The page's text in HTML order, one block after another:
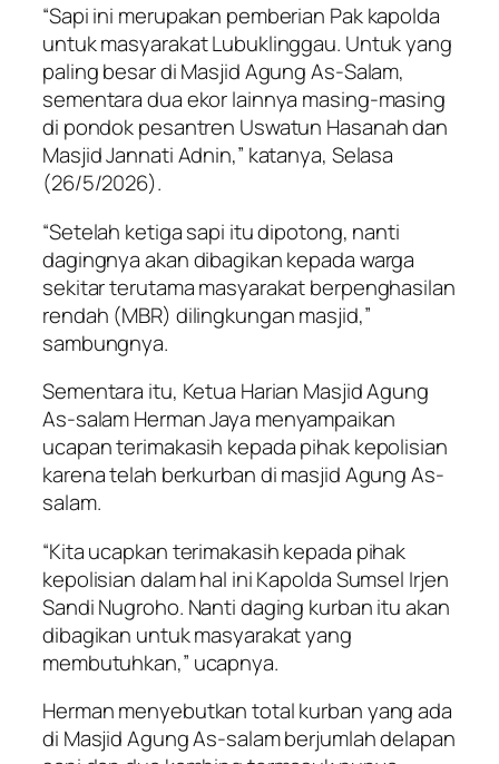
“Sapi ini merupakan pemberian Pak kapolda
untuk masyarakat Lubuklinggau. Untuk yang
paling besar di Masjid Agung As-Salam,
sementara dua ekor lainnya masing-masing
di pondok pesantren Uswatun Hasanah dan
Masjid Jannati Adnin,” katanya, Selasa
(26/5/2026).
“Setelah ketiga sapi itu dipotong, nanti
dagingnya akan dibagikan kepada warga
sekitar terutama masyarakat berpenghasilan
rendah (MBR) dilingkungan masjid,”
sambungnya.
Sementara itu, Ketua Harian Masjid Agung
As-salam Herman Jaya menyampaikan
ucapan terimakasih kepada pihak kepolisian
karena telah berkurban di masjid Agung As-
salam.
“Kita ucapkan terimakasih kepada pihak
kepolisian dalam hal ini Kapolda Sumsel Irjen
Sandi Nugroho. Nanti daging kurban itu akan
dibagikan untuk masyarakat yang
membutuhkan,” ucapnya.
Herman menyebutkan total kurban yang ada
di Masjid Agung As-salam berjumlah delapan